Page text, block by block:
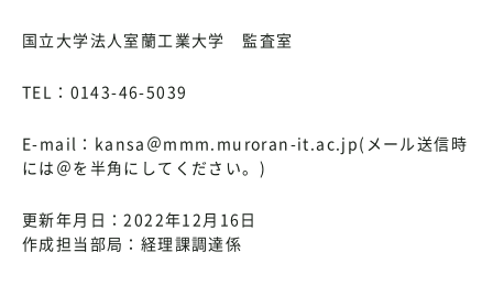
国立大学法人室蘭工業大学 監査室
TEL：0143-46-5039
E-mail：kansa＠mmm.muroran-it.ac.jp(メール送信時
には＠を半角にしてください。)
更新年月日：2022年12月16日
作成担当部局：経理課調達係